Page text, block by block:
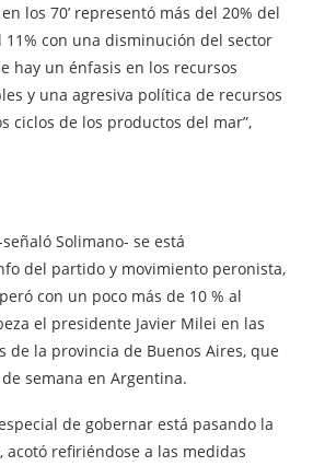
los 70’ representó más del 20% del
11% con una disminución del sector
hay un énfasis en los recursos
y una agresiva política de recursos
ciclos de los productos del mar”,
Solimano- se está
del partido y movimiento peronista,
con un poco más de 10 % al
el presidente Javier Milei en las
de la provincia de Buenos Aires, que
semana en Argentina.
de gobernar está pasando la
acotó refiriéndose a las medidas